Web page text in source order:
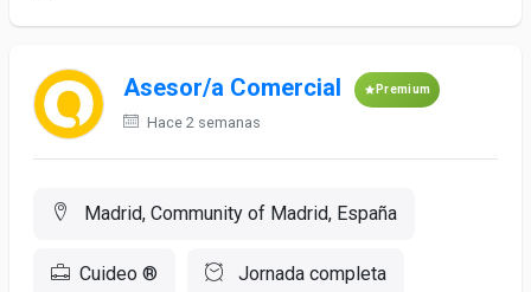
Asesor/a Comercial Premium
Hace 2 semanas
Madrid, Community of Madrid, España
Cuideo ® Jornada completa